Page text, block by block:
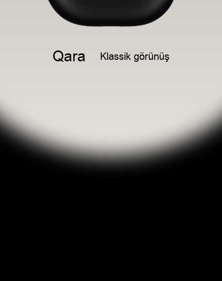
Qara Klassik görünüş